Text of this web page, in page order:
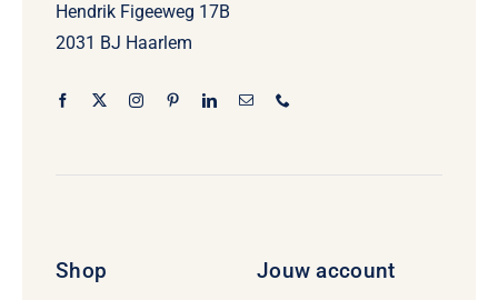
Hendrik Figeeweg 17B
2031 BJ Haarlem
Shop Jouw account